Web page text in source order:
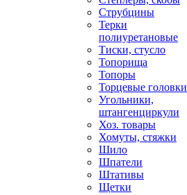
Струбцины
Терки
полиуретановые
Тиски, стусло
Топорища
Топоры
Торцевые головки
Угольники,
штангенциркули
Хоз. товары
Хомуты, стяжки
Шило
Шпатели
Штативы
Щетки